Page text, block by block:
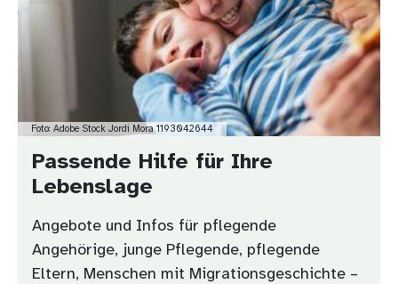
Foto: Adobe Stock Jordi Mora 1193042644
Passende Hilfe für Ihre
Lebenslage
Angebote und Infos für pflegende
Angehörige, junge Pflegende, pflegende
Eltern, Menschen mit Migrationsgeschichte –